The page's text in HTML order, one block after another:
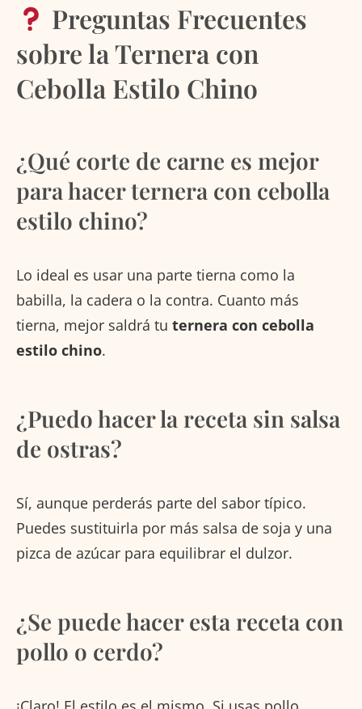
Preguntas Frecuentes
sobre la Ternera con
Cebolla Estilo Chino
¿Qué corte de carne es mejor
para hacer ternera con cebolla
estilo chino?
Lo ideal es usar una parte tierna como la
babilla, la cadera o la contra. Cuanto más
tierna, mejor saldrá tu ternera con cebolla
estilo chino.
¿Puedo hacer la receta sin salsa
de ostras?
Sí, aunque perderás parte del sabor típico.
Puedes sustituirla por más salsa de soja y una
pizca de azúcar para equilibrar el dulzor.
¿Se puede hacer esta receta con
pollo o cerdo?